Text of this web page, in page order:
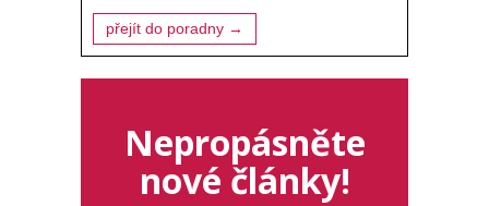
přejít do poradny →
Nepropásněte
nové články!